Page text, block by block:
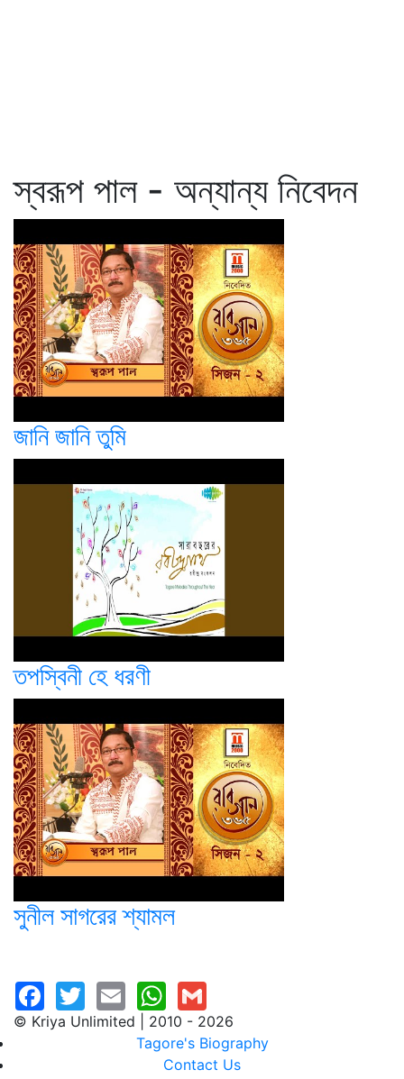
স্বরূপ পাল - অন্যান্য নিবেদন
জানি জানি তুমি
তপস্বিনী হে ধরণী
সুনীল সাগরের শ্যামল
© Kriya Unlimited | 2010 - 2026
Tagore's Biography
Contact Us